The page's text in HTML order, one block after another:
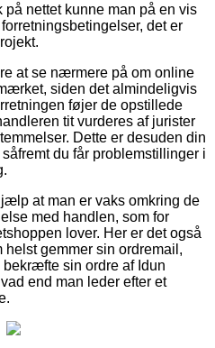
på nettet kunne man på en vis
det er
at se nærmere på om online
siden det almindeligvis
føjer de opstillede
tit vurderes af jurister
Dette er desuden din
du får problemstillinger i
at man er vaks omkring de
med handlen, som for
lover. Her er det også
gemmer sin ordremail,
sin ordre af Idun
end man leder efter et